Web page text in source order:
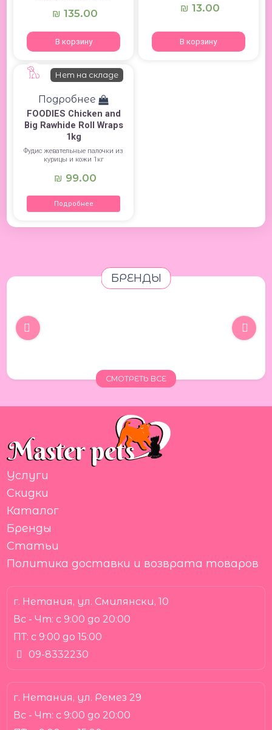
₪ 135.00
В корзину
₪ 13.00
В корзину
Нет на складе
Подробнее
FOODIES Chicken and
Big Rawhide Roll Wraps
1kg
Фудис жевательные палочки из
курицы и кожи 1кг
₪ 99.00
Подробнее
БРЕНДЫ
СМОТРЕТЬ ВСЕ
г. Нетания, ул. Смилянски, 10
Вс - Чт: с 9:00 до 20:00
ПТ: с 9:00 до 15:00
09-8332230
г. Нетания, ул. Ремез 29
Вс - Чт: с 9:00 до 20:00
Услуги
Скидки
Каталог
Бренды
Статьи
Политика доставки и возврата товаров